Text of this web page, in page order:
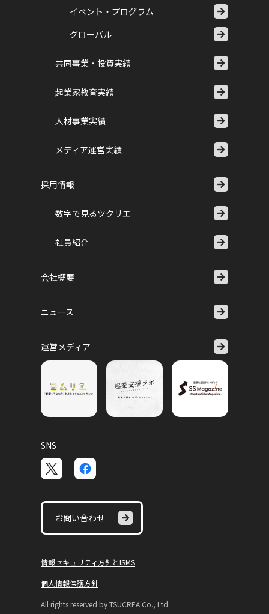
イベント・プログラム
グローバル
共同事業・投資実績
起業家教育実績
人材事業実績
メディア運営実績
採用情報
数字で見るツクリエ
社員紹介
会社概要
ニュース
運営メディア
SNS
お問い合わせ
情報セキュリティ方針とISMS
個人情報保護方針
All rights reserved by TSUCREA Co., Ltd.